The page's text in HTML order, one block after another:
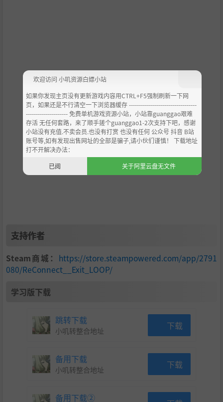
支持作者
Steam商城： https://store.steampowered.com/app/2791
080/ReConnect__Exit_LOOP/
学习版下载
跳转下载
小叽转整合地址 下载
备用下载
小叽转整合地址 下载
备用下载②
欢迎访问 小叽资源白嫖小站
如果你发现主页没有更新游戏内容用CTRL+F5强制刷新一下网
页，如果还是不行清空一下浏览器缓存 ----------------------------------
--------------------- 免费单机游戏资源小站，小站靠guanggao艰难
存活 无任何套路，来了顺手搓个guanggao1-2次支持下吧，感谢
小站没有充值.不卖会员.也没有打赏 也没有任何 公众号 抖音 B站
账号等,如有发现出售网址的全部是骗子,请小伙们谨慎！ 下载地址
打不开解决办法：
已阅
关于阿里云盘无文件